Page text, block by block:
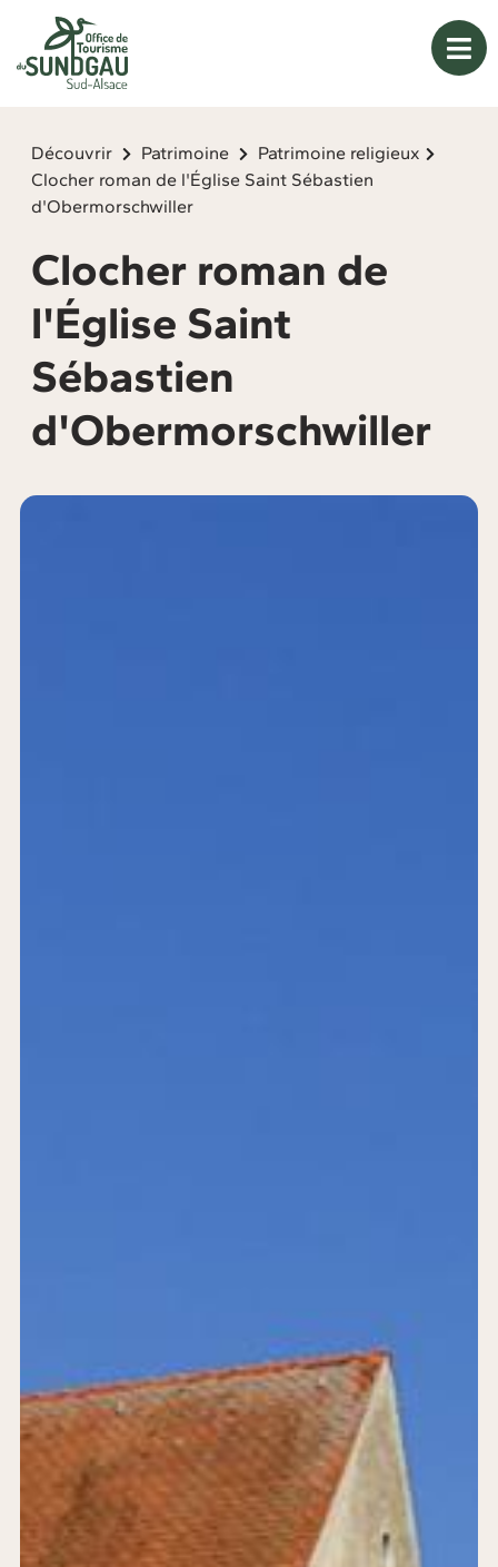
Découvrir Patrimoine
Patrimoine religieux
Clocher roman de l'Église Saint Sébastien
d'Obermorschwiller
Clocher roman de
l'Église Saint
Sébastien
d'Obermorschwiller
Panneau de gestion des cookies